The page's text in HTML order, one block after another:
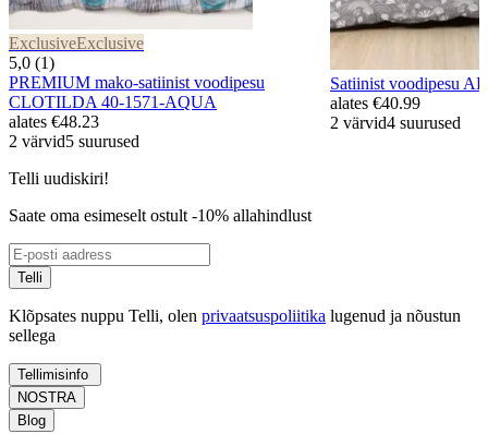
ExclusiveExclusive
5,0 (1)
PREMIUM mako-satiinist voodipesu
CLOTILDA 40-1571-AQUA
alates €48.23
2 värvid5 suurused
Satiinist voodipesu
alates €40.99
2 värvid4 suurused
Telli uudiskiri!
Saate oma esimeselt ostult -10% allahindlust
Telli
Klõpsates nuppu Telli, olen privaatsuspoliitika lugenud ja nõustun
sellega
Tellimisinfo
NOSTRA
Blog